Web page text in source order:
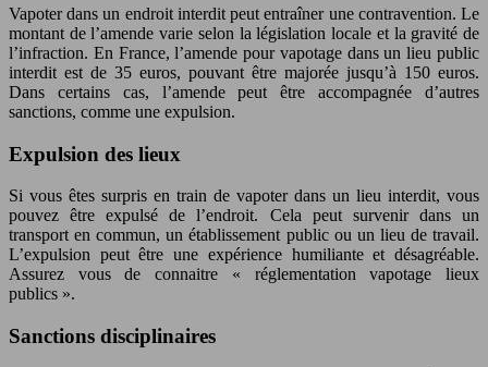
Vapoter dans un endroit interdit peut entraîner une contravention. Le
montant de l’amende varie selon la législation locale et la gravité de
l’infraction. En France, l’amende pour vapotage dans un lieu public
interdit est de 35 euros, pouvant être majorée jusqu’à 150 euros.
Dans certains cas, l’amende peut être accompagnée d’autres
sanctions, comme une expulsion.
Expulsion des lieux
Si vous êtes surpris en train de vapoter dans un lieu interdit, vous
pouvez être expulsé de l’endroit. Cela peut survenir dans un
transport en commun, un établissement public ou un lieu de travail.
L’expulsion peut être une expérience humiliante et désagréable.
Assurez vous de connaitre « réglementation vapotage lieux
publics ».
Sanctions disciplinaires